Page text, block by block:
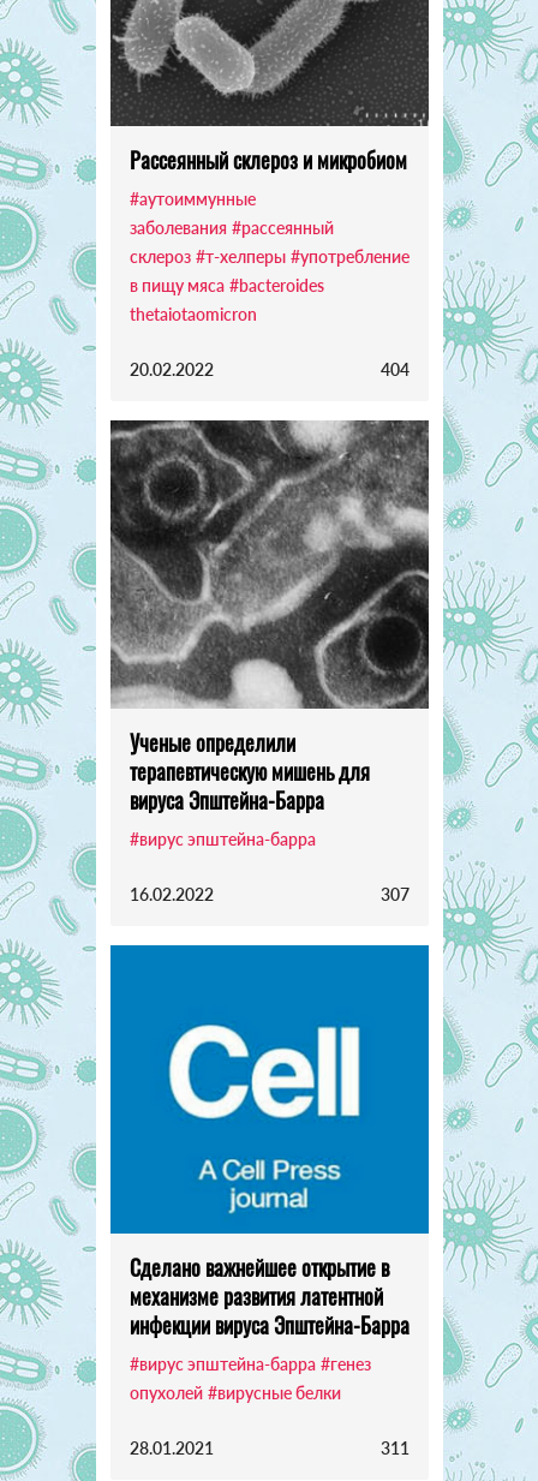
Рассеянный склероз и микробиом
#аутоиммунные
заболевания #рассеянный
склероз #т-хелперы #употребление
в пищу мяса #bacteroides
thetaiotaomicron
20.02.2022 404
Ученые определили
терапевтическую мишень для
вируса Эпштейна-Барра
#вирус эпштейна-барра
16.02.2022 307
Сделано важнейшее открытие в
механизме развития латентной
инфекции вируса Эпштейна-Барра
#вирус эпштейна-барра #генез
опухолей #вирусные белки
28.01.2021 311